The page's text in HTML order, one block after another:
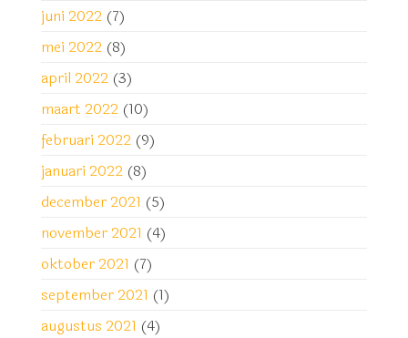
juni 2022 (7)
mei 2022 (8)
april 2022 (3)
maart 2022 (10)
februari 2022 (9)
januari 2022 (8)
december 2021 (5)
november 2021 (4)
oktober 2021 (7)
september 2021 (1)
augustus 2021 (4)